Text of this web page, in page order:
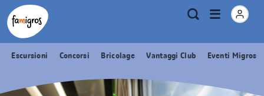
Navigazione
segnalibri
Header
Logo Metanavigazione
Ricerca
Apri
menu
Escursioni Concorsi Bricolage Vantaggi Club Eventi Migros